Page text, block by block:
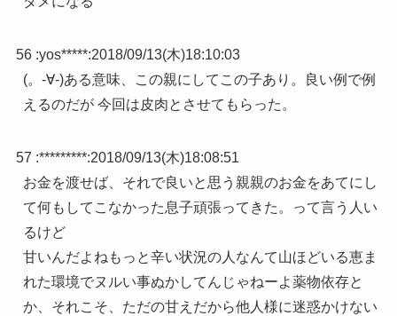
56 :yos*****:2018/09/13(木)18:10:03
(。-∀-)ある意味、この親にしてこの子あり。良い例で例
えるのだが 今回は皮肉とさせてもらった。
57 :*********:2018/09/13(木)18:08:51
お金を渡せば、それで良いと思う親親のお金をあてにし
て何もしてこなかった息子頑張ってきた。って言う人い
るけど
甘いんだよねもっと辛い状況の人なんて山ほどいる恵ま
れた環境でヌルい事ぬかしてんじゃねーよ薬物依存と
か、それこそ、ただの甘えだから他人様に迷惑かけない